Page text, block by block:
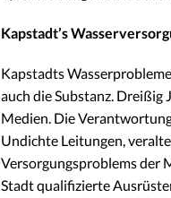
Kapstadt’s
Kapstadts
auch die Substanz. Dreißig
Medien. Die
Undichte Leitungen,
Versorgungsproblems der
Stadt qualifizierte